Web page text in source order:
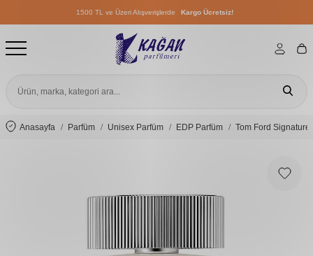
1500 TL ve Üzeri Alışverişlerde Kargo Ücretsiz!
1500 TL ve Üzeri Alışverişlerde
1500 TL ve Üzeri Alışverişlerde
Anasayfa Parfüm Unisex Parfüm EDP Parfüm Tom Ford